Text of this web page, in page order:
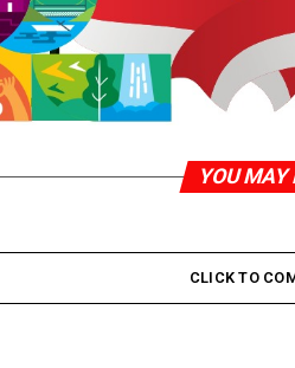
YOU
CLICK TO